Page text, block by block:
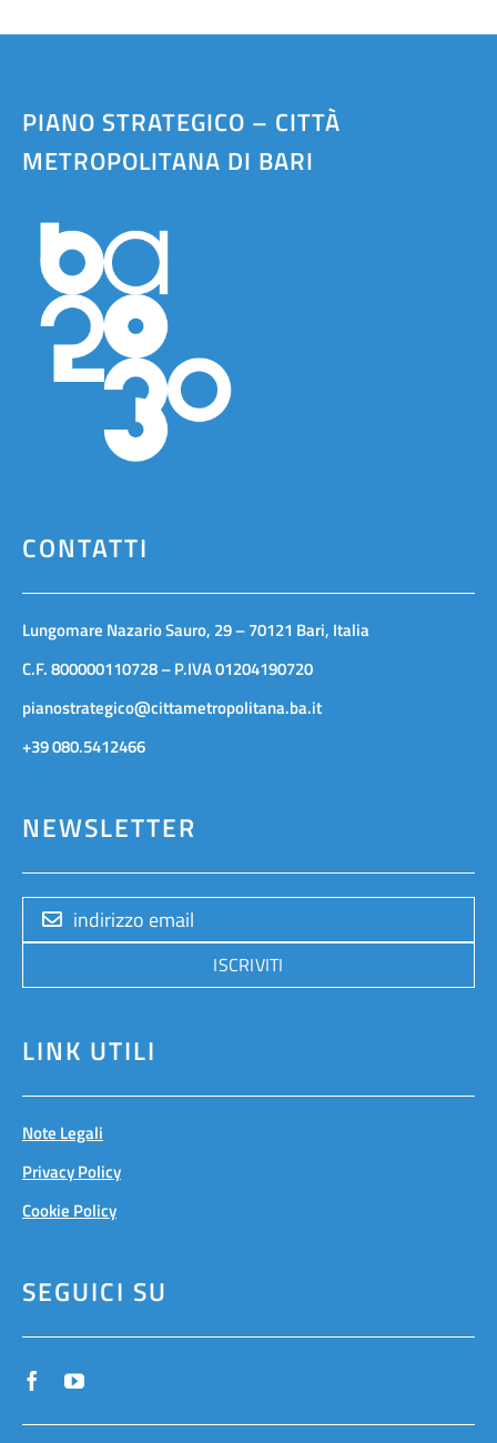
PIANO STRATEGICO – CITTÀ
METROPOLITANA DI BARI
CONTATTI
Lungomare Nazario Sauro, 29 – 70121 Bari, Italia
C.F. 800000110728 – P.IVA 01204190720
pianostrategico@cittametropolitana.ba.it
+39 080.5412466
NEWSLETTER
ISCRIVITI
LINK UTILI
Note Legali
Privacy Policy
Cookie Policy
SEGUICI SU